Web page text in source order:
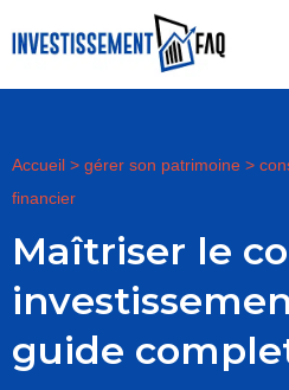
Accueil > gérer son patrimoine >
financier
Maîtriser le
guide